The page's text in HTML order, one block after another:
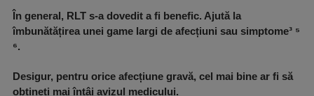
În general, RLT s-a dovedit a fi benefic. Ajută la
îmbunătățirea unei game largi de afecțiuni sau simptome³ ⁵
⁶.
Desigur, pentru orice afecțiune gravă, cel mai bine ar fi să
obțineți mai întâi avizul medicului.